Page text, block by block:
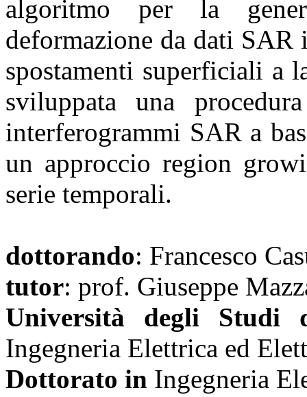
algoritmo per la
deformazione da dati
spostamenti superficiali a
sviluppata una
interferogrammi SAR a
un approccio region
serie temporali.
dottorando: Francesco
tutor: prof. Giuseppe
Università degli
Ingegneria Elettrica ed
Dottorato in Ingegneria